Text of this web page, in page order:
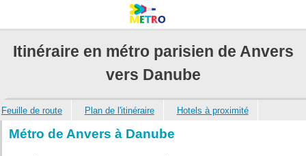
Itinéraire en métro parisien de Anvers
vers Danube
Feuille de route Plan de l'itinéraire Hotels à proximité
Métro de Anvers à Danube